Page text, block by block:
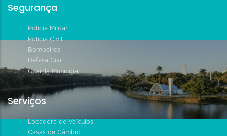
Segurança
Polícia Militar
Polícia Civil
Bombeiros
Defesa Civil
Guarda Municipal
Serviços
Locadora de Veículos
Casas de Câmbio